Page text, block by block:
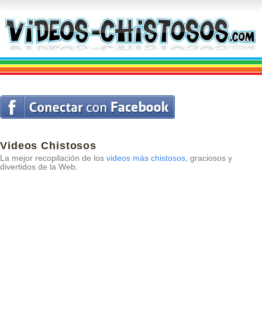
Videos Chistosos
La mejor recopilación de los videos más chistosos, graciosos y
divertidos de la Web.